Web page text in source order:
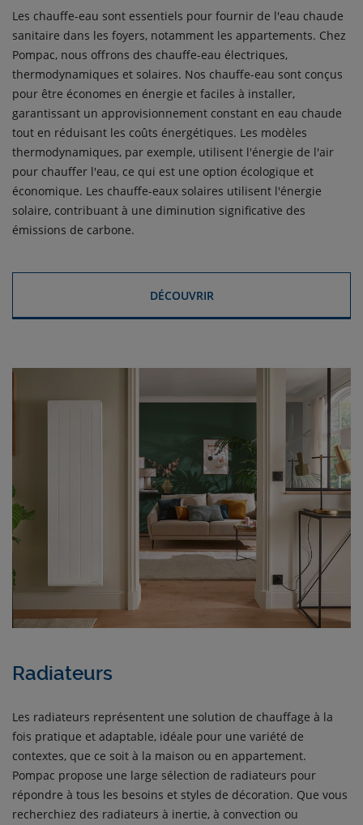
Les chauffe-eau sont essentiels pour fournir de l'eau chaude
sanitaire dans les foyers, notamment les appartements. Chez
Pompac, nous offrons des chauffe-eau électriques,
thermodynamiques et solaires. Nos chauffe-eau sont conçus
pour être économes en énergie et faciles à installer,
garantissant un approvisionnement constant en eau chaude
tout en réduisant les coûts énergétiques. Les modèles
thermodynamiques, par exemple, utilisent l'énergie de l'air
pour chauffer l'eau, ce qui est une option écologique et
économique. Les chauffe-eaux solaires utilisent l'énergie
solaire, contribuant à une diminution significative des
émissions de carbone.
DÉCOUVRIR
Radiateurs
Les radiateurs représentent une solution de chauffage à la
fois pratique et adaptable, idéale pour une variété de
contextes, que ce soit à la maison ou en appartement.
Pompac propose une large sélection de radiateurs pour
répondre à tous les besoins et styles de décoration. Que vous
recherchiez des radiateurs à inertie, à convection ou